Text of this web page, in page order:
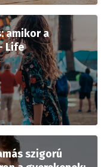
amikor a
Life
szigorú